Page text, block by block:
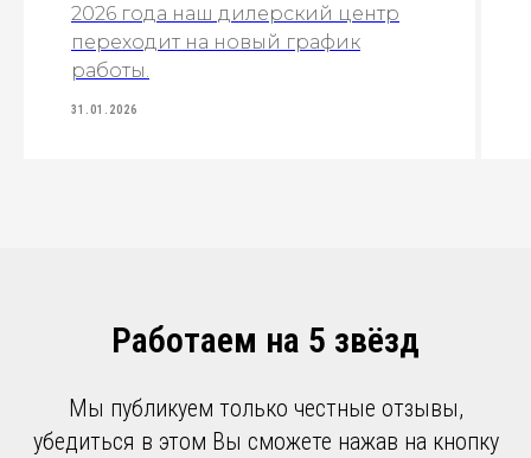
2026 года наш дилерский центр
переходит на новый график
работы.
31.01.2026
Работаем на 5 звёзд
Мы публикуем только честные отзывы,
убедиться в этом Вы сможете нажав на кнопку